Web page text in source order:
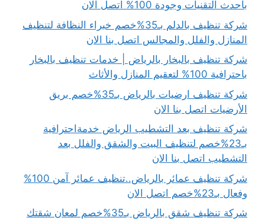
بأحدث التقنيات وجودة 100% اتصل الان
شركة تنظيف بالدلم بـ35%خصم خبراء النظافة لتنظيف
المنازل والفلل والمجالس اتصل بنا الان
شركة تنظيف بالبخار بالرياض | خدمات تنظيف بالبخار
باحترافية 100% لتعقيم المنازل والأثاث
شركة تنظيف ارضيات بالرياض بـ35%خصم بريق
الأرضيات اتصل بنا الان
شركة تنظيف بعد التشطيب الرياض خدمةاحترافية
بـ23%خصم لتنظيف البيت والشقق والفلل بعد
التشطيب اتصل بنا الان
شركة تنظيف عمائر بالرياض..تنظيف عمائر آمن 100%
وفعال بـ23%خصم اتصل الان
شركة تنظيف شقق بالرياض بـ35%خصم لمعان شقتك